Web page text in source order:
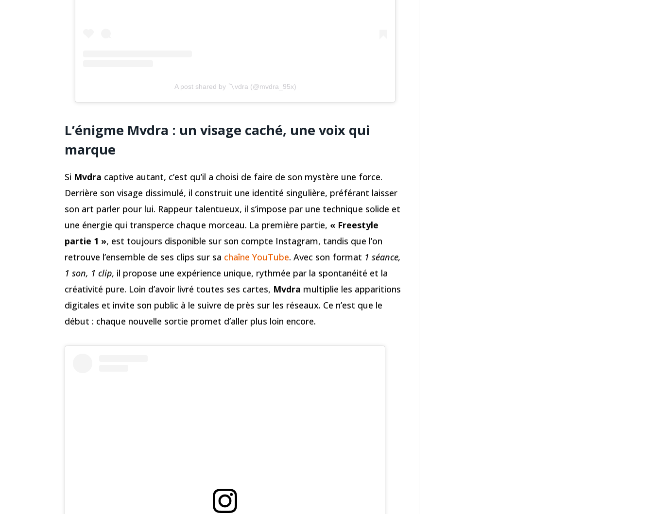
A post shared by 〽️vdra (@mvdra_95x)
L’énigme Mvdra : un visage caché, une voix qui
marque
Si Mvdra captive autant, c’est qu’il a choisi de faire de son mystère une force.
Derrière son visage dissimulé, il construit une identité singulière, préférant laisser
son art parler pour lui. Rappeur talentueux, il s’impose par une technique solide et
une énergie qui transperce chaque morceau. La première partie, « Freestyle
partie 1 », est toujours disponible sur son compte Instagram, tandis que l’on
retrouve l’ensemble de ses clips sur sa chaîne YouTube. Avec son format 1 séance,
1 son, 1 clip, il propose une expérience unique, rythmée par la spontanéité et la
créativité pure. Loin d’avoir livré toutes ses cartes, Mvdra multiplie les apparitions
digitales et invite son public à le suivre de près sur les réseaux. Ce n’est que le
début : chaque nouvelle sortie promet d’aller plus loin encore.